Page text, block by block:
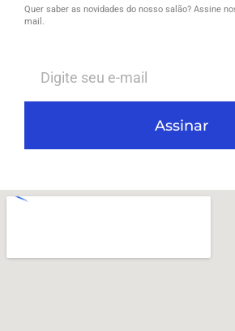
Quer saber as novidades do nosso salão? Assine
mail.
Assinar